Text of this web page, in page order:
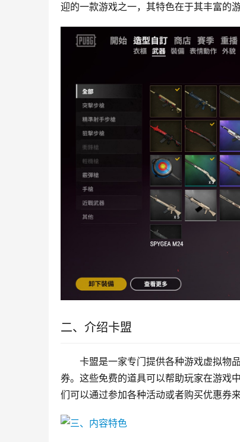
迎的一款游戏之一，其特色在于其丰富的
二、介绍卡盟
卡盟是一家专门提供各种游戏虚拟物
券。这些免费的道具可以帮助玩家在游戏
们可以通过参加各种活动或者购买优惠券